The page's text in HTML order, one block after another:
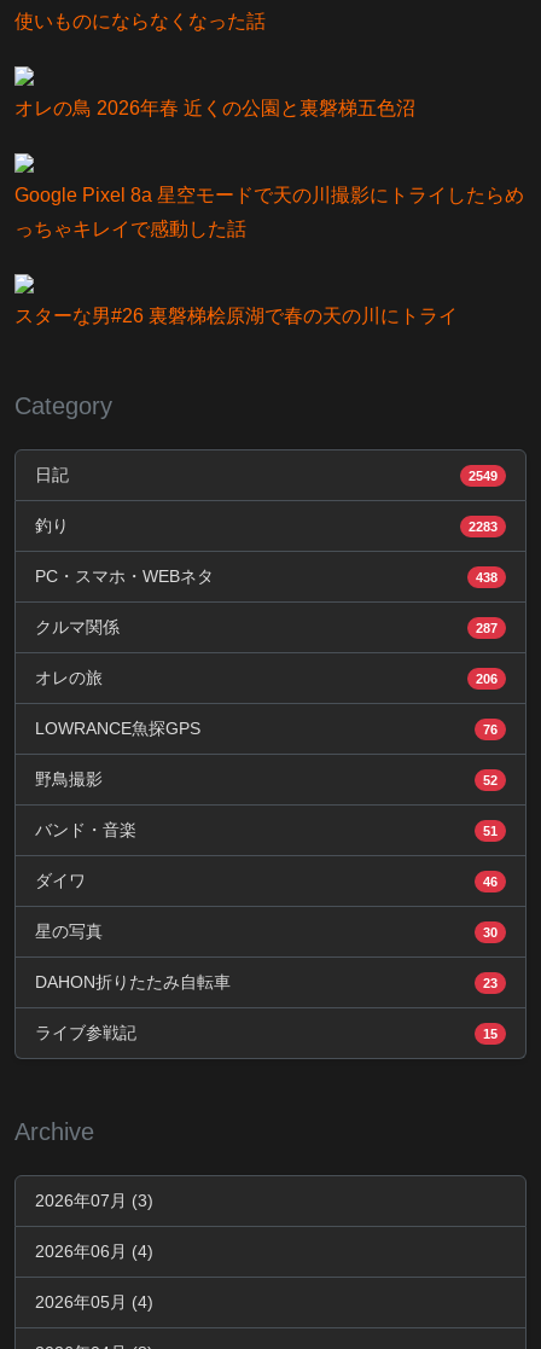
使いものにならなくなった話
オレの鳥 2026年春 近くの公園と裏磐梯五色沼
Google Pixel 8a 星空モードで天の川撮影にトライしたらめ
っちゃキレイで感動した話
スターな男#26 裏磐梯桧原湖で春の天の川にトライ
Category
日記 2549
釣り 2283
PC・スマホ・WEBネタ 438
クルマ関係 287
オレの旅 206
LOWRANCE魚探GPS 76
野鳥撮影 52
バンド・音楽 51
ダイワ 46
星の写真 30
DAHON折りたたみ自転車 23
ライブ参戦記 15
Archive
2026年07月 (3)
2026年06月 (4)
2026年05月 (4)